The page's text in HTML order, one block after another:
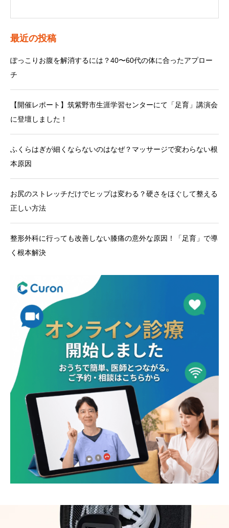
最近の投稿
ぽっこりお腹を解消するには？40〜60代の体に合ったアプロー
チ
【開催レポート】筑紫野市生涯学習センターにて「足育」講演会
に登壇しました！
ふくらはぎが細くならないのはなぜ？マッサージで変わらない根
本原因
お尻のストレッチだけでヒップは変わる？硬さをほぐして整える
正しい方法
整形外科に行っても改善しない膝痛の意外な原因！「足育」で導
く根本解決